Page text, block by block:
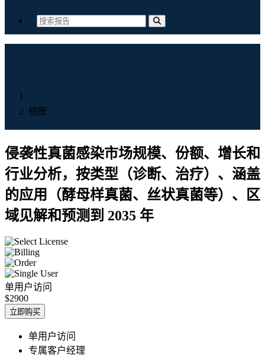
结账
侵袭性真菌感染市场规模、份额、增长和
行业分析，按类型（诊断、治疗）、涵盖
的应用（酵母样真菌、丝状真菌等）、区
域见解和预测到 2035 年
单用户访问
$2900
立即购买
单用户访问
专属客户经理